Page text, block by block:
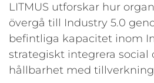
LITMUS utforskar hur
övergå till Industry 5.0
befintliga kapacitet inom
strategiskt integrera social
hållbarhet med